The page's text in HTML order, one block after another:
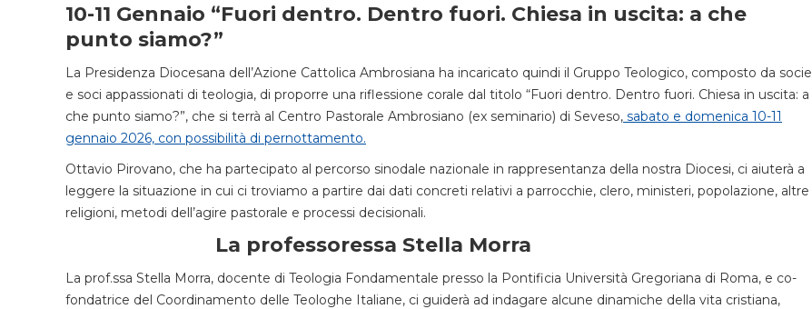
10-11 Gennaio “Fuori dentro. Dentro fuori. Chiesa in uscita: a che
punto siamo?”
La Presidenza Diocesana dell’Azione Cattolica Ambrosiana ha incaricato quindi il Gruppo Teologico, composto da socie
e soci appassionati di teologia, di proporre una riflessione corale dal titolo “Fuori dentro. Dentro fuori. Chiesa in uscita: a
che punto siamo?”, che si terrà al Centro Pastorale Ambrosiano (ex seminario) di Seveso, sabato e domenica 10-11
gennaio 2026, con possibilità di pernottamento.
Ottavio Pirovano, che ha partecipato al percorso sinodale nazionale in rappresentanza della nostra Diocesi, ci aiuterà a
leggere la situazione in cui ci troviamo a partire dai dati concreti relativi a parrocchie, clero, ministeri, popolazione, altre
religioni, metodi dell’agire pastorale e processi decisionali.
La professoressa Stella Morra
La prof.ssa Stella Morra, docente di Teologia Fondamentale presso la Pontificia Università Gregoriana di Roma, e co-
fondatrice del Coordinamento delle Teologhe Italiane, ci guiderà ad indagare alcune dinamiche della vita cristiana,